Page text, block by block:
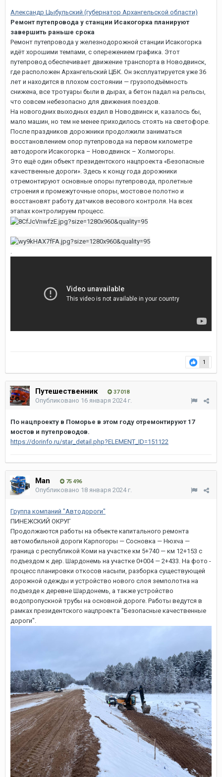
Александр Цыбульский (губернатор Архангельской области)
Ремонт путепровода у станции Исакогорка планируют
завершить раньше срока
Ремонт путепровода у железнодорожной станции Исакогорка
идёт хорошими темпами, с опережением графика. Этот
путепровод обеспечивает движение транспорта в Новодвинск,
где расположен Архангельский ЦБК. Он эксплуатируется уже 36
лет и находится в плохом состоянии — грузоподъёмность
снижена, все тротуары были в дырах, а бетон падал на рельсы,
что совсем небезопасно для движения поездов.
На новогодних выходных ездил в Новодвинск и, казалось бы,
мало машин, но тем не менее приходилось стоять на светофоре.
После праздников дорожники продолжили заниматься
восстановлением опор путепровода на первом километре
автодороги Исакогорка – Новодвинск – Холмогоры.
Это ещё один объект президентского нацпроекта «Безопасные
качественные дороги». Здесь к концу года дорожники
отремонтируют основные опоры путепровода, пролетные
строения и промежуточные опоры, мостовое полотно и
восстановят работу датчиков весового контроля. На всех
этапах контролируем процесс.
.
1
Путешественник 37 018
Опубликовано 16 января 2024 г.
По нацпроекту в Поморье в этом году отремонтируют 17
мостов и путепроводов.
https://dorinfo.ru/star_detail.php?ELEMENT_ID=151122
Man 75 496
Опубликовано 18 января 2024 г.
Группа компаний "Автодороги"
ПИНЕЖСКИЙ ОКРУГ
Продолжаются работы на объекте капитального ремонта
автомобильной дороги Карпогоры — Сосновка — Нюхча —
граница с республикой Коми на участке км 5+740 — км 12+153 с
подъездом к дер. Шардонемь на участке 0+004 — 2+433. На фото -
процесс планировки откосов насыпи, разборка существующей
дорожной одежды и устройство нового слоя земполотна на
подъезде к деревне Шардонемь, а также устройство
водопропускной трубы на основной дороге. Работы ведутся в
рамках президентского нацпроекта "Безопасные качественные
дороги".